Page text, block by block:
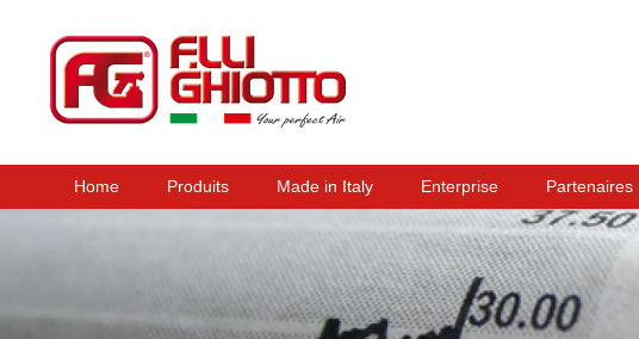
Home Produits Made in Italy Enterprise Partenaires